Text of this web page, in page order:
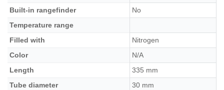
Built-in rangefinder
No
Temperature range
Filled with
Nitrogen
Color
N/A
Length
335 mm
Tube diameter
30 mm